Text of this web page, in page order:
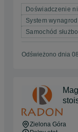
Doświadczenie
System
Samochód
Odświeżono dnia
Zielona Góra